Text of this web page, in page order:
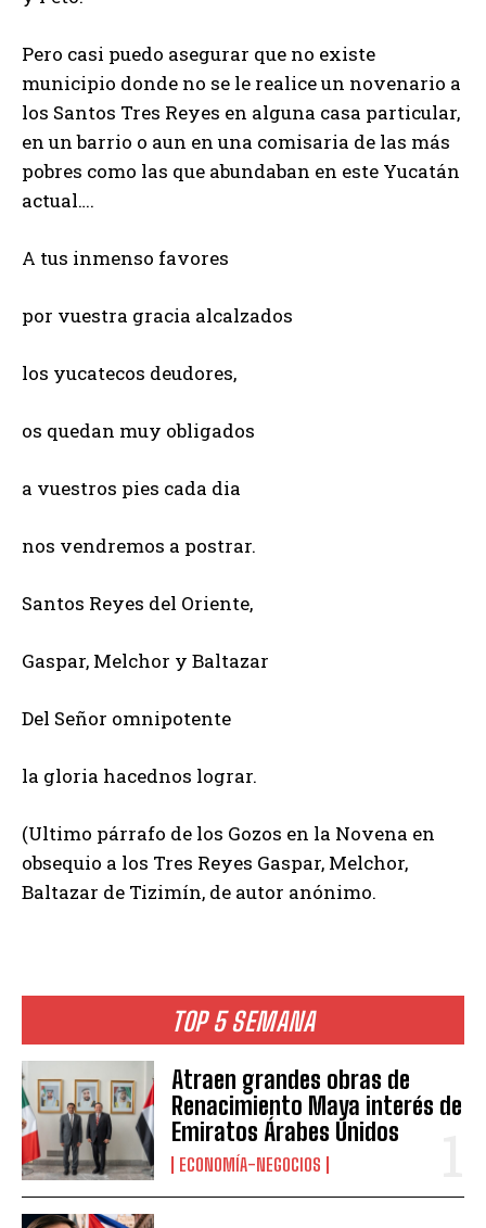
TOP 5 SEMANA
Atraen grandes obras de
Renacimiento Maya interés de
Emiratos Árabes Unidos
ECONOMÍA-NEGOCIOS
Pero casi puedo asegurar que no existe
municipio donde no se le realice un novenario a
los Santos Tres Reyes en alguna casa particular,
en un barrio o aun en una comisaria de las más
pobres como las que abundaban en este Yucatán
actual….
A tus inmenso favores
por vuestra gracia alcalzados
los yucatecos deudores,
os quedan muy obligados
a vuestros pies cada dia
nos vendremos a postrar.
Santos Reyes del Oriente,
Gaspar, Melchor y Baltazar
Del Señor omnipotente
la gloria hacednos lograr.
(Ultimo párrafo de los Gozos en la Novena en
obsequio a los Tres Reyes Gaspar, Melchor,
Baltazar de Tizimín, de autor anónimo.